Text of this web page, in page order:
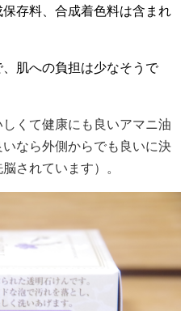
存料、合成着色料は含まれ
肌への負担は少なそうで
くて健康にも良いアマニ油
なら外側からでも良いに決
されています）。